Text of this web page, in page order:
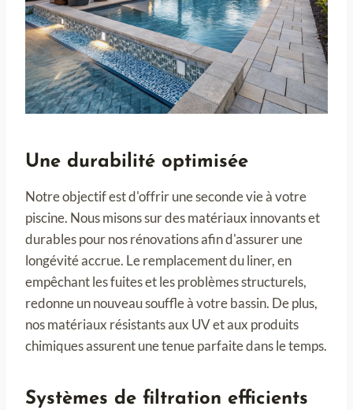
Une durabilité optimisée
Notre objectif est d'offrir une seconde vie à votre
piscine. Nous misons sur des matériaux innovants et
durables pour nos rénovations afin d'assurer une
longévité accrue. Le remplacement du liner, en
empêchant les fuites et les problèmes structurels,
redonne un nouveau souffle à votre bassin. De plus,
nos matériaux résistants aux UV et aux produits
chimiques assurent une tenue parfaite dans le temps.
Systèmes de filtration efficients